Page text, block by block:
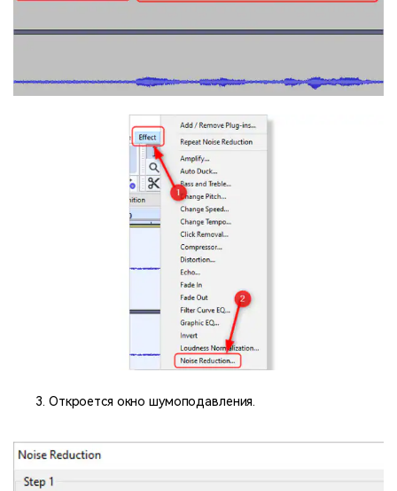
Откроется окно шумоподавления.